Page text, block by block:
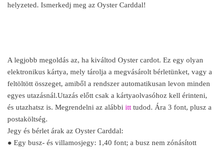
helyzeted. Ismerkedj meg az Oyster Carddal!
A legjobb megoldás az, ha kiváltod Oyster cardot. Ez egy olyan
elektronikus kártya, mely tárolja a megvásárolt bérletünket, vagy a
feltöltött összeget, amiből a rendszer automatikusan levon minden
egyes utazásnál.Utazás előtt csak a kártyaolvasóhoz kell érinteni,
és utazhatsz is. Megrendelni az alábbi itt tudod. Ára 3 font, plusz a
postaköltség.
Jegy és bérlet árak az Oyster Carddal:
● Egy busz- és villamosjegy: 1,40 font; a busz nem zónásított